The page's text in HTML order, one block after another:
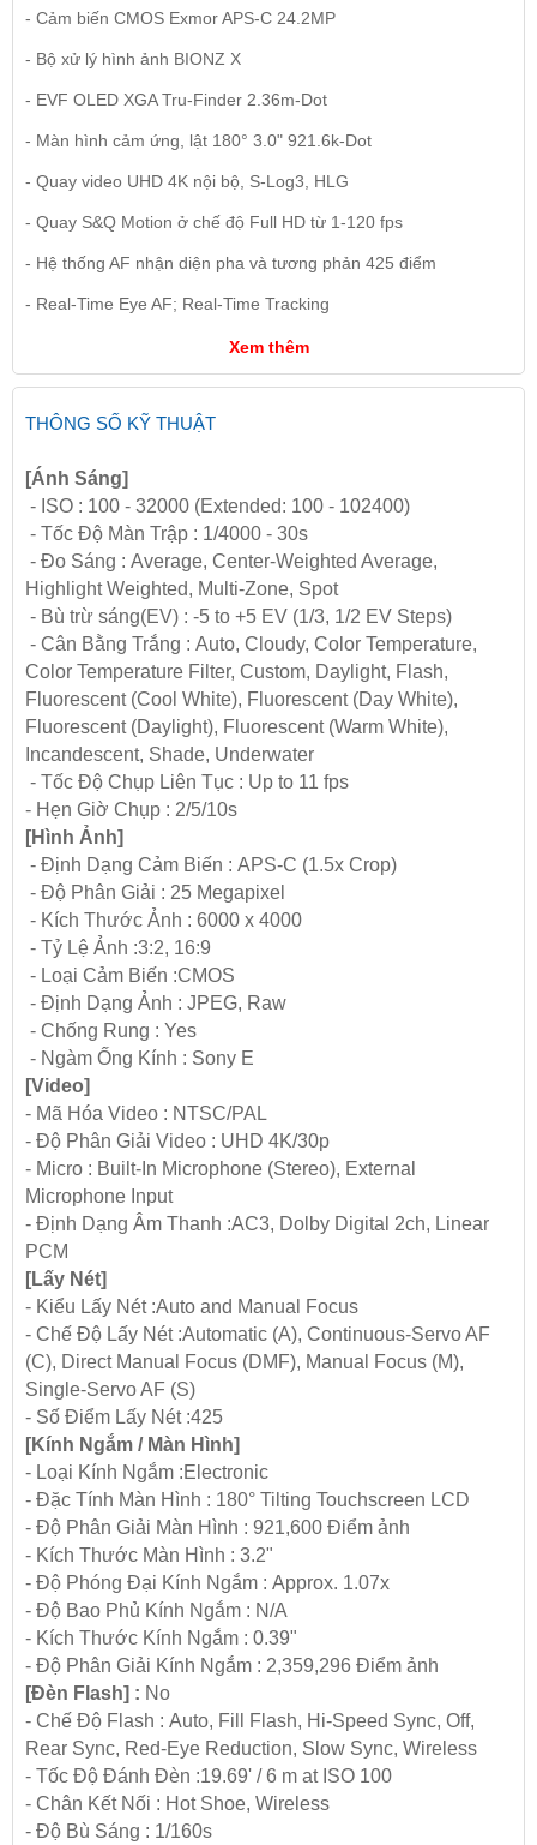
- Cảm biến CMOS Exmor APS-C 24.2MP
- Bộ xử lý hình ảnh BIONZ X
- EVF OLED XGA Tru-Finder 2.36m-Dot
- Màn hình cảm ứng, lật 180° 3.0" 921.6k-Dot
- Quay video UHD 4K nội bộ, S-Log3, HLG
- Quay S&Q Motion ở chế độ Full HD từ 1-120 fps
- Hệ thống AF nhận diện pha và tương phản 425 điểm
- Real-Time Eye AF; Real-Time Tracking
Xem thêm
THÔNG SỐ KỸ THUẬT
[Ánh Sáng]
- ISO : 100 - 32000 (Extended: 100 - 102400)
- Tốc Độ Màn Trập : 1/4000 - 30s
- Đo Sáng : Average, Center-Weighted Average,
Highlight Weighted, Multi-Zone, Spot
- Bù trừ sáng(EV) : -5 to +5 EV (1/3, 1/2 EV Steps)
- Cân Bằng Trắng : Auto, Cloudy, Color Temperature,
Color Temperature Filter, Custom, Daylight, Flash,
Fluorescent (Cool White), Fluorescent (Day White),
Fluorescent (Daylight), Fluorescent (Warm White),
Incandescent, Shade, Underwater
- Tốc Độ Chụp Liên Tục : Up to 11 fps
- Hẹn Giờ Chụp : 2/5/10s
[Hình Ảnh]
- Định Dạng Cảm Biến : APS-C (1.5x Crop)
- Độ Phân Giải : 25 Megapixel
- Kích Thước Ảnh : 6000 x 4000
- Tỷ Lệ Ảnh :3:2, 16:9
- Loại Cảm Biến :CMOS
- Định Dạng Ảnh : JPEG, Raw
- Chống Rung : Yes
- Ngàm Ống Kính : Sony E
[Video]
- Mã Hóa Video : NTSC/PAL
- Độ Phân Giải Video : UHD 4K/30p
- Micro : Built-In Microphone (Stereo), External
Microphone Input
- Định Dạng Âm Thanh :AC3, Dolby Digital 2ch, Linear
PCM
[Lấy Nét]
- Kiểu Lấy Nét :Auto and Manual Focus
- Chế Độ Lấy Nét :Automatic (A), Continuous-Servo AF
(C), Direct Manual Focus (DMF), Manual Focus (M),
Single-Servo AF (S)
- Số Điểm Lấy Nét :425
[Kính Ngắm / Màn Hình]
- Loại Kính Ngắm :Electronic
- Đặc Tính Màn Hình : 180° Tilting Touchscreen LCD
- Độ Phân Giải Màn Hình : 921,600 Điểm ảnh
- Kích Thước Màn Hình : 3.2"
- Độ Phóng Đại Kính Ngắm : Approx. 1.07x
- Độ Bao Phủ Kính Ngắm : N/A
- Kích Thước Kính Ngắm : 0.39"
- Độ Phân Giải Kính Ngắm : 2,359,296 Điểm ảnh
[Đèn Flash] : No
- Chế Độ Flash : Auto, Fill Flash, Hi-Speed Sync, Off,
Rear Sync, Red-Eye Reduction, Slow Sync, Wireless
- Tốc Độ Đánh Đèn :19.69' / 6 m at ISO 100
- Chân Kết Nối : Hot Shoe, Wireless
- Độ Bù Sáng : 1/160s